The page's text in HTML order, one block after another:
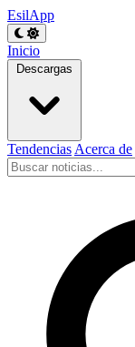
EsilApp
Inicio
Descargas
Tendencias Acerca de